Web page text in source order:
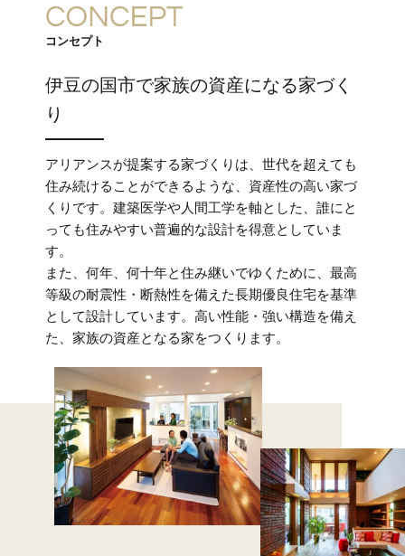
コンセプト
伊豆の国市で家族の資産になる家づく
り
アリアンスが提案する家づくりは、世代を超えても
住み続けることができるような、資産性の高い家づ
くりです。建築医学や人間工学を軸とした、誰にと
っても住みやすい普遍的な設計を得意としていま
す。
また、何年、何十年と住み継いでゆくために、最高
等級の耐震性・断熱性を備えた長期優良住宅を基準
として設計しています。高い性能・強い構造を備え
た、家族の資産となる家をつくります。